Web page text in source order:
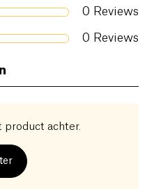
0 Reviews
0 Reviews
product achter.